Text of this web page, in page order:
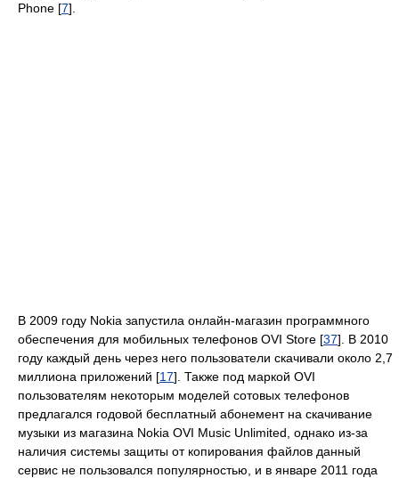
Phone [7].
В 2009 году Nokia запустила онлайн-магазин программного
обеспечения для мобильных телефонов OVI Store [37]. В 2010
году каждый день через него пользователи скачивали около 2,7
миллиона приложений [17]. Также под маркой OVI
пользователям некоторым моделей сотовых телефонов
предлагался годовой бесплатный абонемент на скачивание
музыки из магазина Nokia OVI Music Unlimited, однако из-за
наличия системы защиты от копирования файлов данный
сервис не пользовался популярностью, и в январе 2011 года